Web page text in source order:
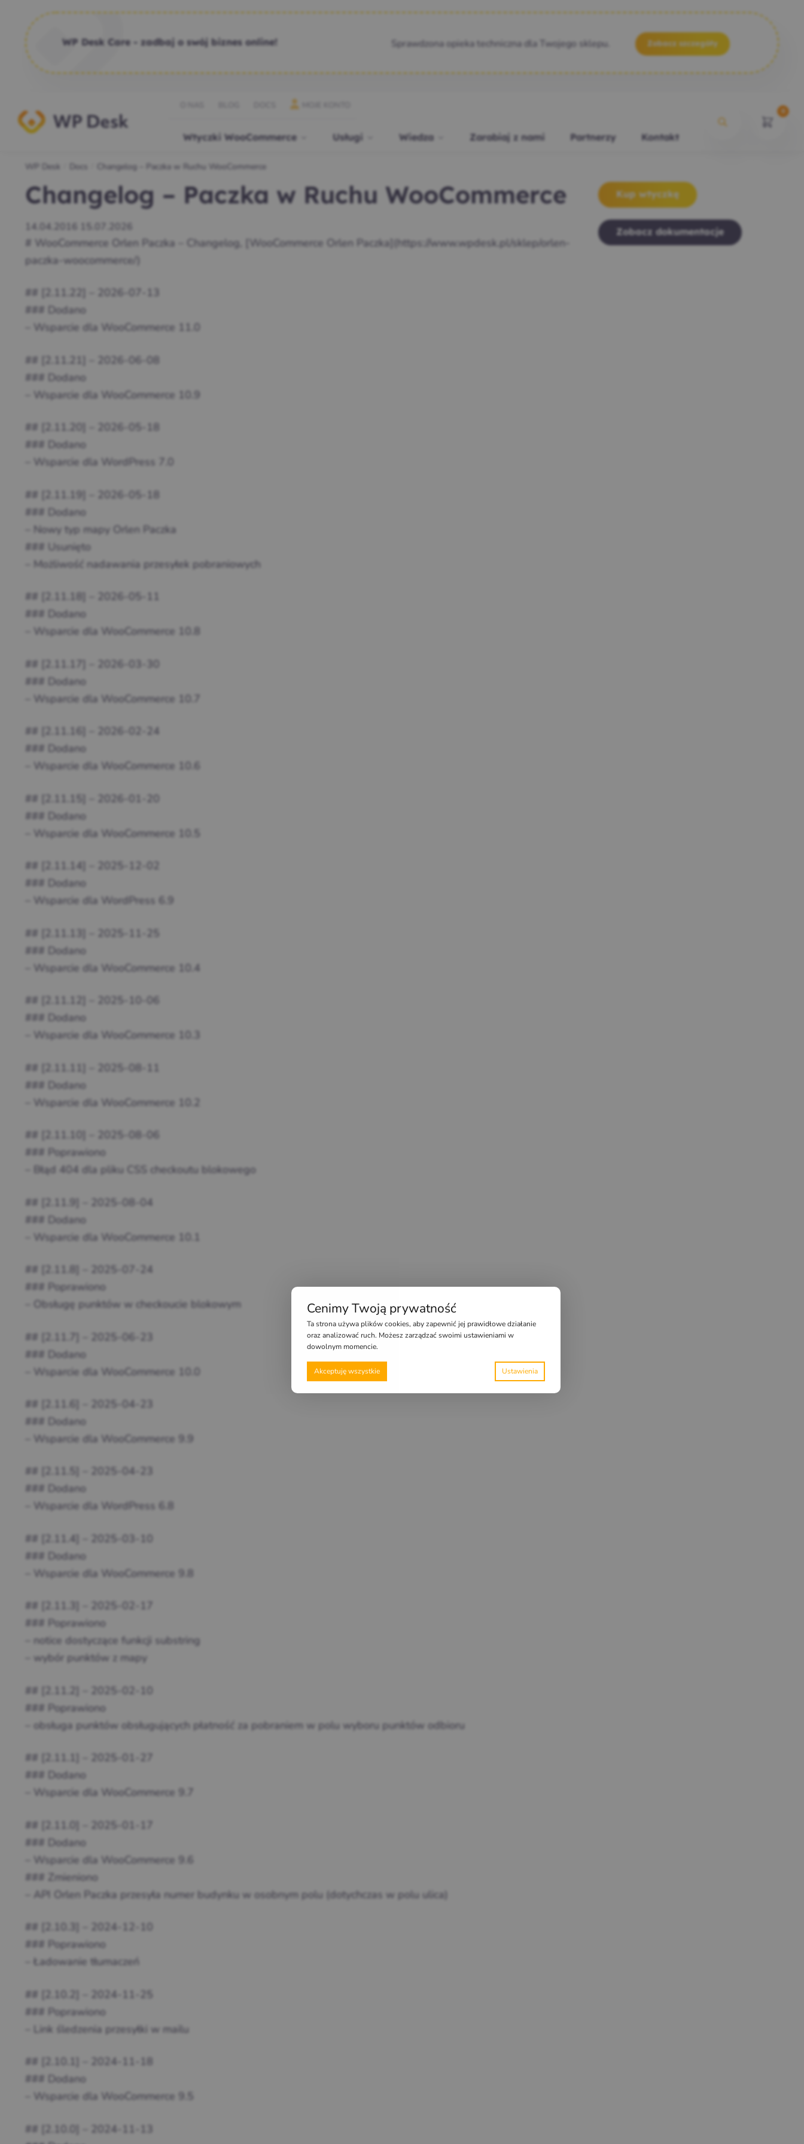
WP Desk Care - zadbaj o swój biznes online! Sprawdzona opieka techniczna dla Twojego sklepu. Zobacz szczegóły
Wtyczki WooCommerce Usługi Wiedza Zarabiaj z nami Partnerzy Kontakt
WP Desk Docs Changelog – Paczka w Ruchu WooCommerce
Changelog – Paczka w Ruchu WooCommerce
14.04.2016
# WooCommerce Orlen Paczka – Changelog, [WooCommerce Orlen Paczka](https://www.wpdesk.pl/sklep/orlen-
paczka-woocommerce/)
## [2.11.22] – 2026-07-13
### Dodano
– Wsparcie dla WooCommerce 11.0
## [2.11.21] – 2026-06-08
### Dodano
– Wsparcie dla WooCommerce 10.9
## [2.11.20] – 2026-05-18
### Dodano
– Wsparcie dla WordPress 7.0
## [2.11.19] – 2026-05-18
### Dodano
– Nowy typ mapy Orlen Paczka
### Usunięto
– Możliwość nadawania przesyłek pobraniowych
## [2.11.18] – 2026-05-11
### Dodano
– Wsparcie dla WooCommerce 10.8
## [2.11.17] – 2026-03-30
### Dodano
– Wsparcie dla WooCommerce 10.7
## [2.11.16] – 2026-02-24
### Dodano
– Wsparcie dla WooCommerce 10.6
## [2.11.15] – 2026-01-20
### Dodano
– Wsparcie dla WooCommerce 10.5
## [2.11.14] – 2025-12-02
### Dodano
– Wsparcie dla WordPress 6.9
## [2.11.13] – 2025-11-25
### Dodano
– Wsparcie dla WooCommerce 10.4
## [2.11.12] – 2025-10-06
### Dodano
– Wsparcie dla WooCommerce 10.3
## [2.11.11] – 2025-08-11
### Dodano
– Wsparcie dla WooCommerce 10.2
## [2.11.10] – 2025-08-06
### Poprawiono
– Błąd 404 dla pliku CSS checkoutu blokowego
## [2.11.9] – 2025-08-04
### Dodano
– Wsparcie dla WooCommerce 10.1
## [2.11.8] – 2025-07-24
### Poprawiono
– Obsługę punktów w checkoucie blokowym
## [2.11.7] – 2025-06-23
### Dodano
– Wsparcie dla WooCommerce 10.0
## [2.11.6] – 2025-04-23
### Dodano
– Wsparcie dla WooCommerce 9.9
## [2.11.5] – 2025-04-23
### Dodano
– Wsparcie dla WordPress 6.8
## [2.11.4] – 2025-03-10
### Dodano
– Wsparcie dla WooCommerce 9.8
## [2.11.3] – 2025-02-17
### Poprawiono
– notice dostyczące funkcji substring
– wybór punktów z mapy
## [2.11.2] – 2025-02-10
### Poprawiono
– obsługa punktów obsługujących płatność za pobraniem w polu wyboru punktów odbioru
## [2.11.1] – 2025-01-27
### Dodano
– Wsparcie dla WooCommerce 9.7
## [2.11.0] – 2025-01-17
### Dodano
– Wsparcie dla WooCommerce 9.6
### Zmieniono
– API Orlen Paczka przesyła numer budynku w osobnym polu (dotychczas w polu ulica)
## [2.10.3] – 2024-12-10
### Poprawiono
– Ładowanie tłumaczeń
## [2.10.2] – 2024-11-25
### Poprawiono
– Link śledzenia przesyłki w mailu
## [2.10.1] – 2024-11-18
### Dodano
– Wsparcie dla WooCommerce 9.5
## [2.10.0] – 2024-11-13
Kup wtyczkę
Zobacz dokumentacje
Cenimy Twoją prywatność
Ta strona używa plików cookies, aby zapewnić jej prawidłowe działanie
oraz analizować ruch. Możesz zarządzać swoimi ustawieniami w
dowolnym momencie.
Akceptuję wszystkie